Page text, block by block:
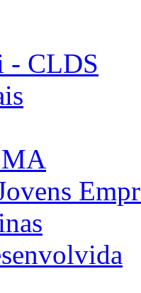
- CLDS